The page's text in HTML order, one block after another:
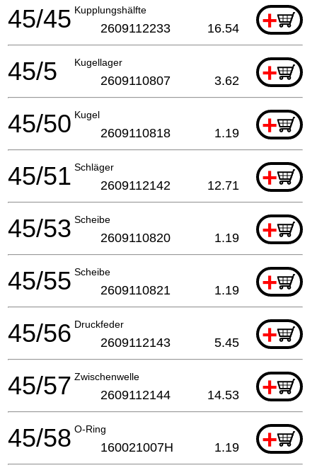
Kupplungshälfte +
45/45 2609112233 16.54
Kugellager +
45/5 2609110807 3.62
Kugel +
45/50 2609110818 1.19
Schläger +
45/51 2609112142 12.71
Scheibe +
45/53 2609110820 1.19
Scheibe +
45/55 2609110821 1.19
Druckfeder +
45/56 2609112143 5.45
Zwischenwelle +
45/57 2609112144 14.53
O-Ring +
45/58 160021007H 1.19